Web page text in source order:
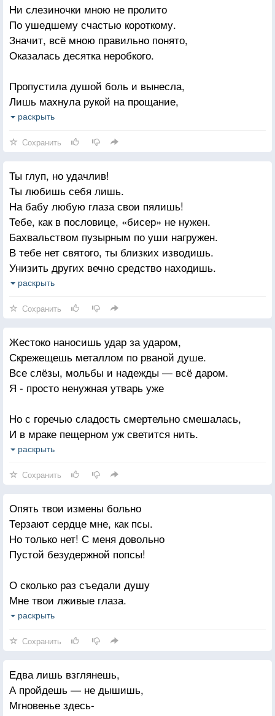
Изменить естество невозможно, мечтая о бренном,
Не взлетишь, вместо крыльев имея чешуйчатый
хвост.
Доброте и любви в мире нет равноценной
В небе место душе, ну, а тело несут на погост.
Ни слезиночки мною не пролито
По ушедшему счастью короткому.
Значит, всё мною правильно понято,
Оказалась десятка неробкого.
Пропустила душой боль и вынесла,
Лишь махнула рукой на прощание,
На два хода вперед правду вычислив,
Не увидела чувств твоих искренность,
Оказалась права — вот и умница.
Разглядела меж фальши я истину.
На ошибках лишь глупые учатся.
раскрыть
Сохранить
Ты глуп, но удачлив!
Ты любишь себя лишь.
На бабу любую глаза свои пялишь!
Тебе, как в пословице, «бисер» не нужен.
Бахвальством пузырным по уши нагружен.
В тебе нет святого, ты близких изводишь.
Унизить других вечно средство находишь.
Себе же на горе открыл ты копилку.
Тебя по затылку!
раскрыть
Сохранить
Жестоко наносишь удар за ударом,
Скрежещешь металлом по рваной душе.
Все слёзы, мольбы и надежды — всё даром.
Я - просто ненужная утварь уже
Но с горечью сладость смертельно смешалась,
И в мраке пещерном уж светится нить.
А я проклинаю вовсю твою жалость,
раскрыть
Сохранить
Опять твои измены больно
Терзают сердце мне, как псы.
Но только нет! С меня довольно
Пустой безудержной попсы!
О сколько раз съедали душу
Мне твои лживые глаза.
Но я на этот раз не струшу
О том, что в этом мире пошлом
Сумела свято сохранить
К тебе любовь. Обиды в прошлом.
Но только как мне их забыть?
раскрыть
Сохранить
Едва лишь взглянешь,
А пройдешь — не дышишь,
Мгновенье здесь-